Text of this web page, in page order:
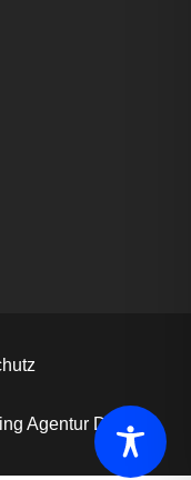
Agentur Driveee